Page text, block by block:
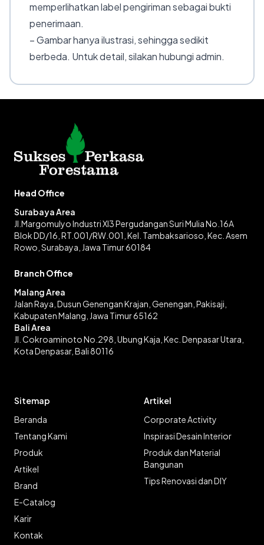
memperlihatkan label pengiriman sebagai bukti
penerimaan.
– Gambar hanya ilustrasi, sehingga sedikit
berbeda. Untuk detail, silakan hubungi admin.
Head Office
Surabaya Area
Jl.Margomulyo Industri XI3 Pergudangan Suri Mulia No.16A
Blok DD/16, RT.001/RW.001, Kel. Tambaksarioso, Kec. Asem
Rowo, Surabaya, Jawa Timur 60184
Branch Office
Malang Area
Jalan Raya, Dusun Genengan Krajan, Genengan, Pakisaji,
Kabupaten Malang, Jawa Timur 65162
Bali Area
Jl. Cokroaminoto No.298, Ubung Kaja, Kec. Denpasar Utara,
Kota Denpasar, Bali 80116
Sitemap
Beranda
Tentang Kami
Produk
Artikel
Brand
E-Catalog
Karir
Kontak
Artikel
Corporate Activity
Inspirasi Desain Interior
Produk dan Material
Bangunan
Tips Renovasi dan DIY